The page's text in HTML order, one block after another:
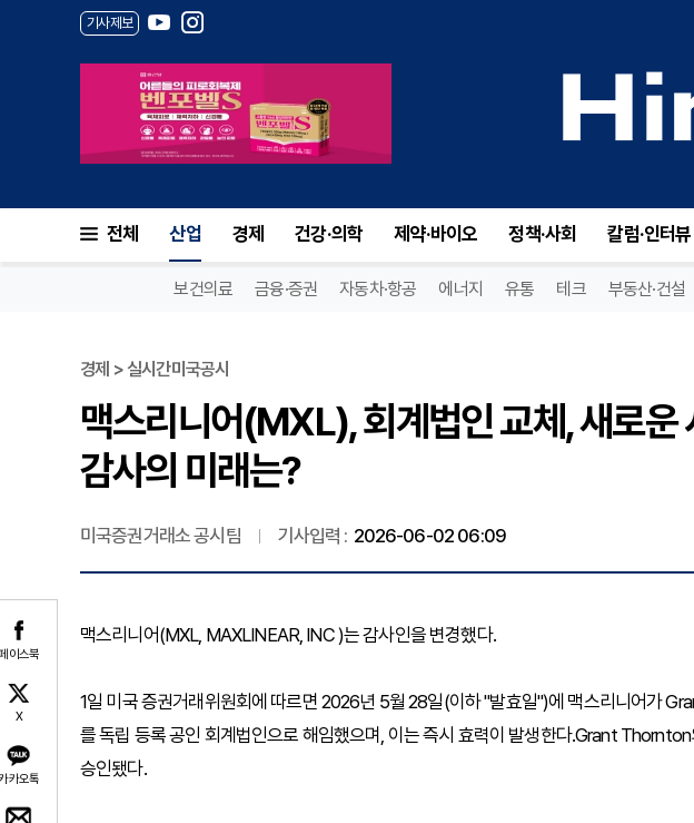
기사제보
전체 산업 경제 건강·의학 제약·바이오 정책·사회 칼럼·인터뷰
보건의료 금융·증권 자동차·항공 에너지 유통 테크 부동산·건설
이스북
X
카오톡
경제 > 실시간미국공시
맥스리니어(MXL), 회계법인 교체, 새로운
감사의 미래는?
미국증권거래소 공시팀 기사입력 : 2026-06-02 06:09
맥스리니어(MXL, MAXLINEAR, INC )는 감사인을 변경했다.
1일 미국 증권거래위원회에 따르면 2026년 5월 28일(이하 "발효일")에 맥스리니어가
를 독립 등록 공인 회계법인으로 해임했으며, 이는 즉시 효력이 발생한다.Grant
승인됐다.